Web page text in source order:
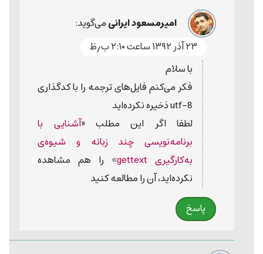
امیرمسعود ایرانیمی‌گوید:
۲۳ آذر ۱۳۹۲ ساعت ۲:۱۰ ب٫ظ
با سلام
فکر می‌کنم فایل‌های ترجمه را با کدگذاری
utf-8 ذخیره نکرده‌اید
لطفا اگر این مطلب «آشنایی با
برنامه‌نویسی چند زبانه و شیوه‌ی
به‌کارگیری gettext
» را هم مشاهده
نکرده‌اید، آن را مطالعه کنید
پاسخ